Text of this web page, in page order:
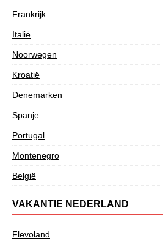
Frankrijk
Italië
Noorwegen
Kroatië
Denemarken
Spanje
Portugal
Montenegro
België
VAKANTIE NEDERLAND
Flevoland